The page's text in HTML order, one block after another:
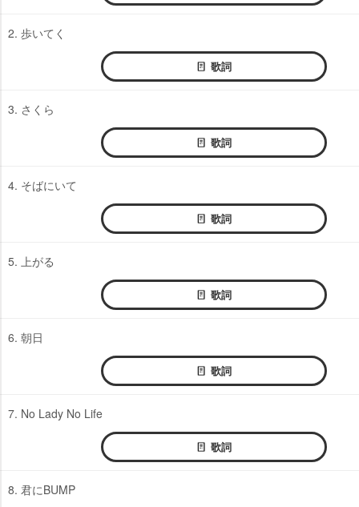
2. 歩いてく
歌詞
3. さくら
歌詞
4. そばにいて
歌詞
5. 上がる
歌詞
6. 朝日
歌詞
7. No Lady No Life
歌詞
8. 君にBUMP